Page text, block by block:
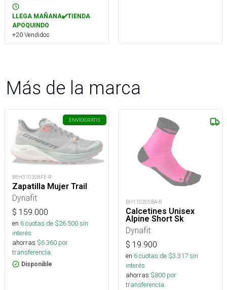
LLEGA MAÑANA✔️TIENDA
APOQUINDO
+20 Vendidos
Más de la marca
ENVÍOGRATIS
BEH310308FE-R
Zapatilla Mujer Trail
Dynafit
$ 159.000
en 6cuotas de $26.500sin
interés
ahorras $6.360 por
transferencia.
Disponible
BH110205BA-R
Calcetines Unisex
Alpine Short Sk
Dynafit
$ 19.900
en 6cuotas de $3.317sin
interés
ahorras $800 por
transferencia.